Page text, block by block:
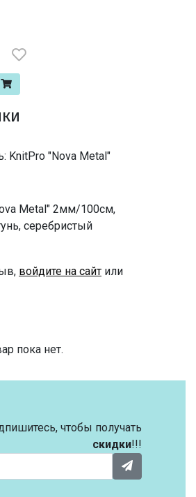
KnitPro "Nova Metal"
Metal" 2мм/100см,
серебристый
войдите на сайт или
пока нет.
чтобы получать
скидки!!!